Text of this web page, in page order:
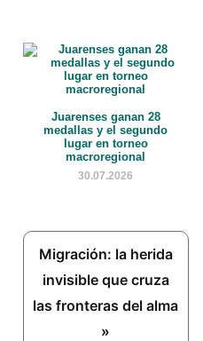
Juarenses ganan 28
medallas y el segundo
lugar en torneo
macroregional
30.07.2026
Next
Post:
Migración: la herida
invisible que cruza
las fronteras del alma
»